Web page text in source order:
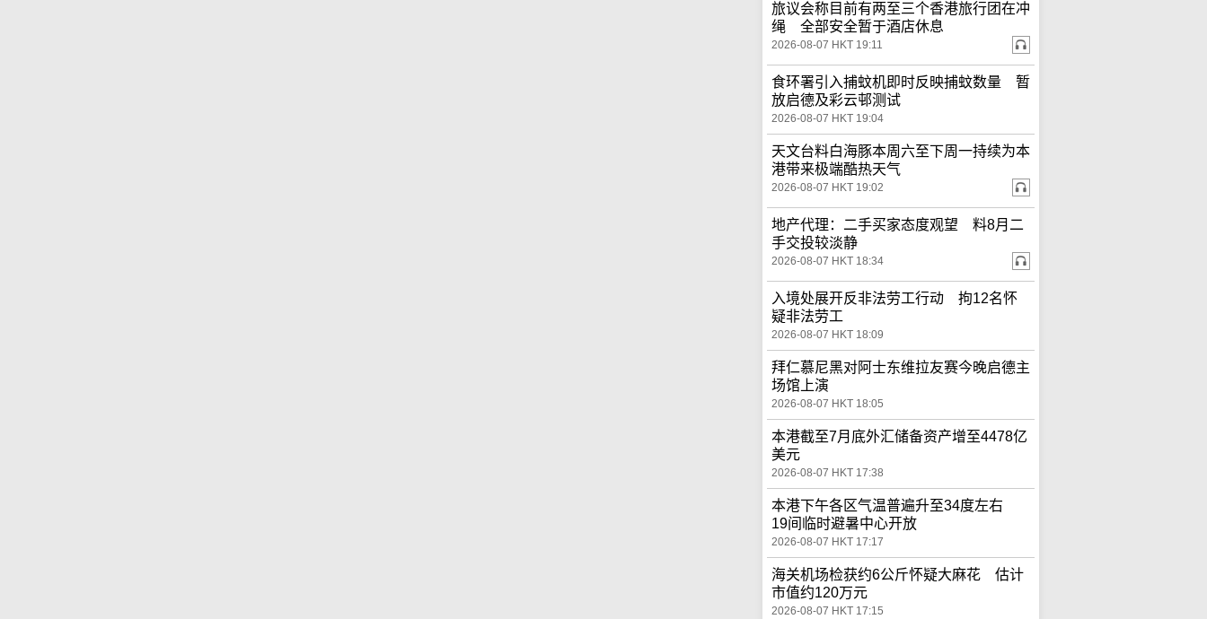
旅议会称目前有两至三个香港旅行团在冲
绳 全部安全暂于酒店休息
2026-08-07 HKT 19:11
食环署引入捕蚊机即时反映捕蚊数量 暂
放启德及彩云邨测试
2026-08-07 HKT 19:04
天文台料白海豚本周六至下周一持续为本
港带来极端酷热天气
2026-08-07 HKT 19:02
地产代理：二手买家态度观望 料8月二
手交投较淡静
2026-08-07 HKT 18:34
入境处展开反非法劳工行动 拘12名怀
疑非法劳工
2026-08-07 HKT 18:09
拜仁慕尼黑对阿士东维拉友赛今晚启德主
场馆上演
2026-08-07 HKT 18:05
本港截至7月底外汇储备资产增至4478亿
美元
2026-08-07 HKT 17:38
本港下午各区气温普遍升至34度左右
19间临时避暑中心开放
2026-08-07 HKT 17:17
海关机场检获约6公斤怀疑大麻花 估计
市值约120万元
2026-08-07 HKT 17:15